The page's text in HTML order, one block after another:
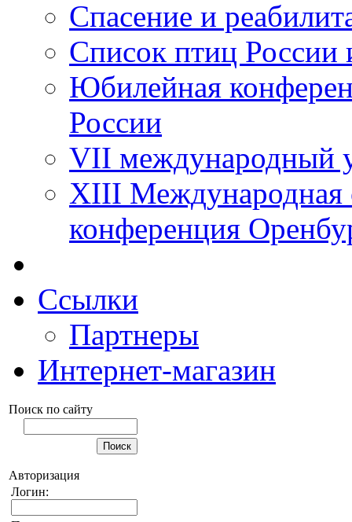
Спасение и
Список птиц России
Юбилейная
России
VII международный
XIII Международная
конференция
Ссылки
Партнеры
Интернет-магазин
Поиск по сайту
Авторизация
Логин: